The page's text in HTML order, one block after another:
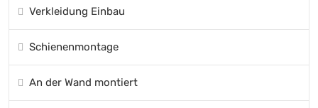
Verkleidung Einbau
Schienenmontage
An der Wand montiert